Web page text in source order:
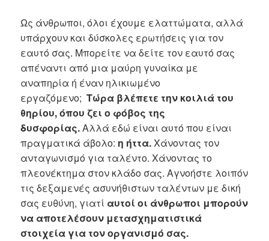
Ως άνθρωποι, όλοι έχουμε ελαττώματα, αλλά
υπάρχουν και δύσκολες ερωτήσεις για τον
εαυτό σας. Μπορείτε να δείτε τον εαυτό σας
απέναντι από μια μαύρη γυναίκα με
αναπηρία ή έναν ηλικιωμένο
εργαζόμενο; Τώρα βλέπετε την κοιλιά του
θηρίου, όπου ζει ο φόβος της
δυσφορίας.Αλλά εδώ είναι αυτό που είναι
πραγματικά άβολο: η ήττα.Χάνοντας τον
ανταγωνισμό για ταλέντο. Χάνοντας το
πλεονέκτημα στον κλάδο σας. Αγνοήστε λοιπόν
τις δεξαμενές ασυνήθιστων ταλέντων με δική
σας ευθύνη, γιατί αυτοί οι άνθρωποι μπορούν
να αποτελέσουν μετασχηματιστικά
στοιχεία για τον οργανισμό σας.